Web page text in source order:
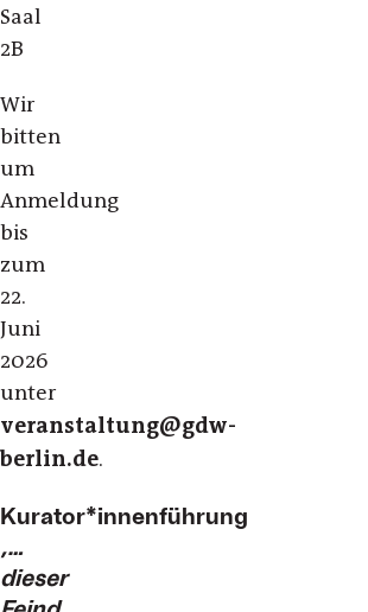
Saal
2B
Wir
bitten
um
Anmeldung
bis
zum
22.
Juni
2026
unter
veranstaltung@gdw-
berlin.de.
Kurator*innenführung
‚…
dieser